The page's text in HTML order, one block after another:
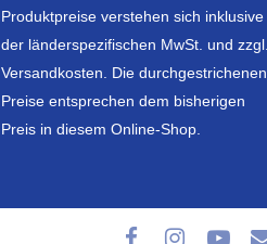
Produktpreise verstehen sich inklusive
der länderspezifischen MwSt. und zzgl.
Versandkosten. Die durchgestrichenen
Preise entsprechen dem bisherigen
Preis in diesem Online-Shop.